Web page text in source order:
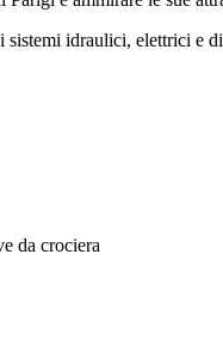
idraulici, elettrici e
da crociera